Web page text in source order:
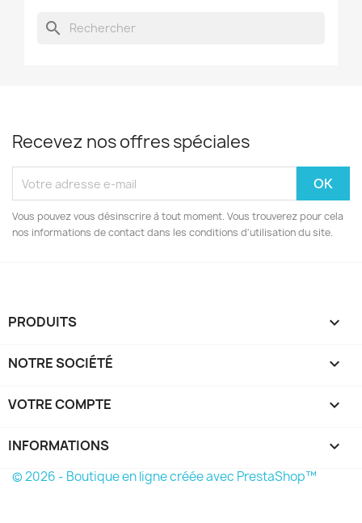
search
Recevez nos offres spéciales
Vous pouvez vous désinscrire à tout moment. Vous trouverez pour cela
nos informations de contact dans les conditions d'utilisation du site.
PRODUITS 
NOTRE SOCIÉTÉ 
VOTRE COMPTE 
INFORMATIONS keyboard_arrow_down
© 2026 - Boutique en ligne créée avec PrestaShop™